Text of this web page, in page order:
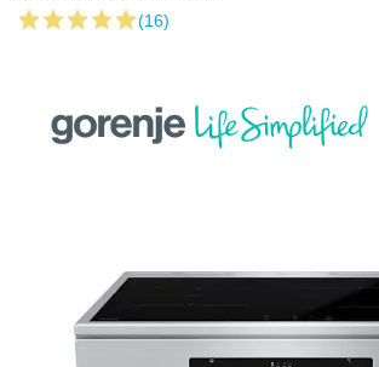
(16)